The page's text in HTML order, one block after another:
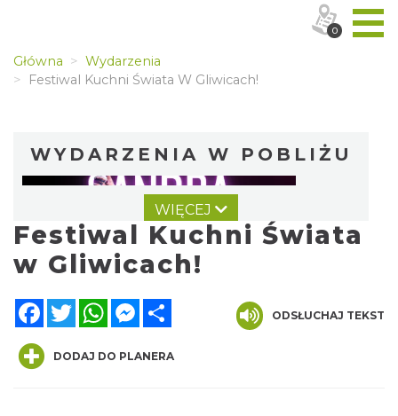
Główna
Wydarzenia
Festiwal Kuchni Świata W Gliwicach!
WYDARZENIA W POBLIŻU
Koncert Sandry w Gliwicach
0.94 km
WIĘCEJ
Festiwal Kuchni Świata
w Gliwicach!
FacebookTwitterWhatsAppMessenger
ODSŁUCHAJ TEKST
DODAJ DO PLANERA
0